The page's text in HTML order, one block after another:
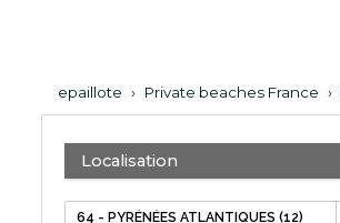
epaillote › Private beaches France ›
Localisation